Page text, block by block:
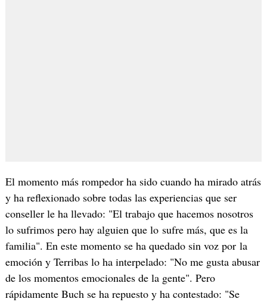
El momento más rompedor ha sido cuando ha mirado atrás
y ha reflexionado sobre todas las experiencias que ser
conseller le ha llevado: "El trabajo que hacemos nosotros
lo sufrimos pero hay alguien que lo sufre más, que es la
familia". En este momento se ha quedado sin voz por la
emoción y Terribas lo ha interpelado: "No me gusta abusar
de los momentos emocionales de la gente". Pero
rápidamente Buch se ha repuesto y ha contestado: "Se